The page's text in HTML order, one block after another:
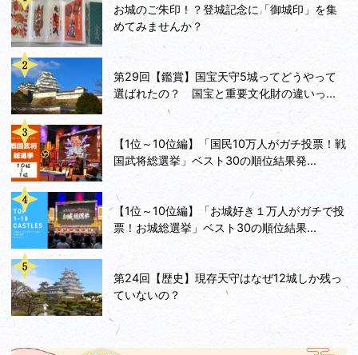
お城のご朱印！？登城記念に「御城印」を集
めてみませんか？
第29回【鑑賞】国宝天守5城ってどうやって
選ばれたの？ 国宝と重要文化財の違いっ...
【1位～10位編】「国民10万人がガチ投票！戦
国武将総選挙」ベスト30の順位結果発...
【1位～10位編】「お城好き１万人がガチで投
票！お城総選挙」ベスト30の順位結果...
第24回【歴史】現存天守はなぜ12城しか残っ
ていないの？